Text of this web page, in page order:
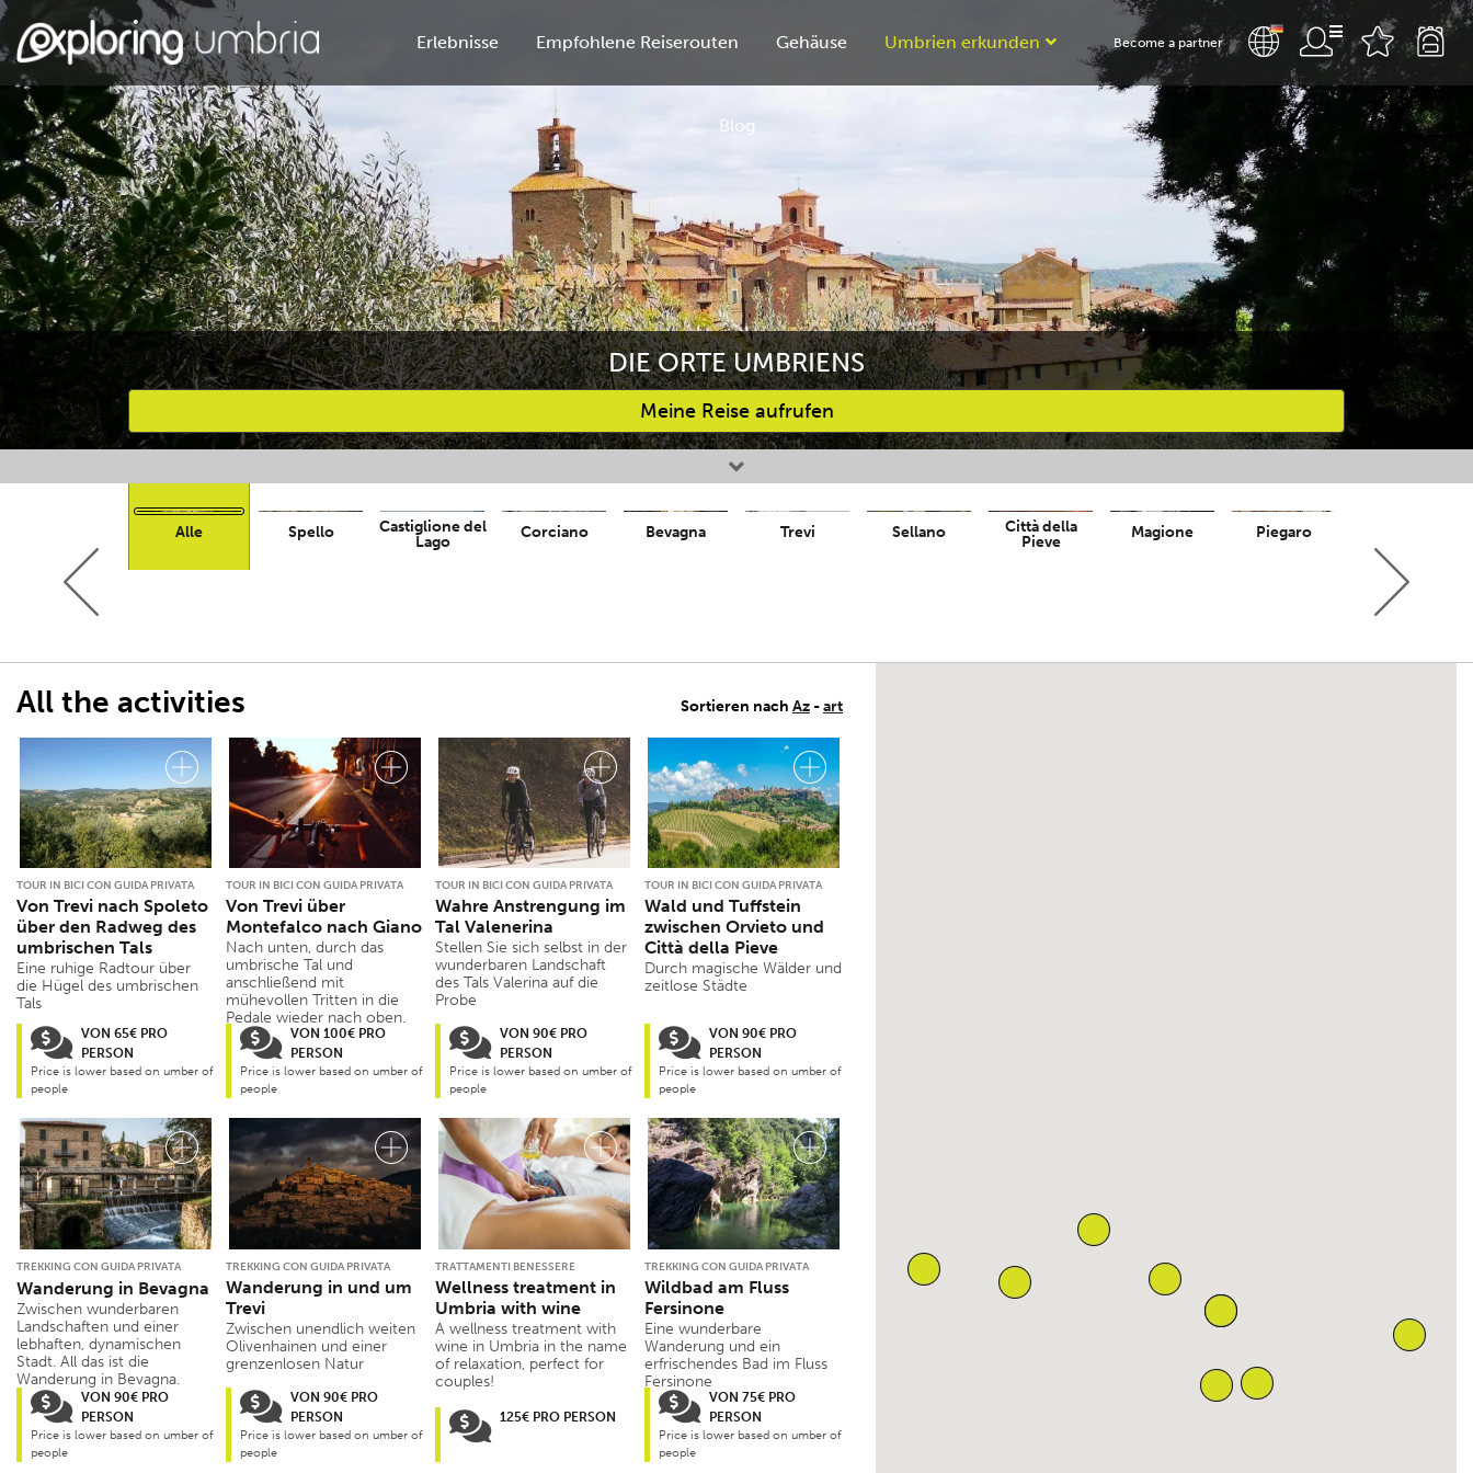
Erlebnisse Empfohlene Reiserouten Gehäuse Umbrien erkunden
Blog
Become a partner
DIE ORTE UMBRIENS
Meine Reise aufrufen
Bevorzugte Aktivitäten
Alle Spello
Castiglione del
Lago
Corciano Bevagna Trevi Sellano
Città della
Pieve
Magione Piegaro
Sortieren nach Az -art
All the activities
TOUR IN BICI CON GUIDA PRIVATA
Von Trevi nach Spoleto
über den Radweg des
umbrischen Tals
Eine ruhige Radtour über
die Hügel des umbrischen
Tals
VON 65€ PRO
PERSON
Price is lower based on umber of
people
TOUR IN BICI CON GUIDA PRIVATA
Von Trevi über
Montefalco nach Giano
Nach unten, durch das
umbrische Tal und
anschließend mit
mühevollen Tritten in die
Pedale wieder nach oben.
VON 100€ PRO
PERSON
Price is lower based on umber of
people
TOUR IN BICI CON GUIDA PRIVATA
Wahre Anstrengung im
Tal Valenerina
Stellen Sie sich selbst in der
wunderbaren Landschaft
des Tals Valerina auf die
Probe
VON 90€ PRO
PERSON
Price is lower based on umber of
people
TOUR IN BICI CON GUIDA PRIVATA
Wald und Tuffstein
zwischen Orvieto und
Città della Pieve
Durch magische Wälder und
zeitlose Städte
VON 90€ PRO
PERSON
Price is lower based on umber of
people
TREKKING CON GUIDA PRIVATA
Wanderung in Bevagna
Zwischen wunderbaren
Landschaften und einer
lebhaften, dynamischen
Stadt. All das ist die
Wanderung in Bevagna.
VON 90€ PRO
PERSON
Price is lower based on umber of
people
TREKKING CON GUIDA PRIVATA
Wanderung in und um
Trevi
Zwischen unendlich weiten
Olivenhainen und einer
grenzenlosen Natur
VON 90€ PRO
PERSON
Price is lower based on umber of
people
TRATTAMENTI BENESSERE
Wellness treatment in
Umbria with wine
A wellness treatment with
wine in Umbria in the name
of relaxation, perfect for
couples!
125€ PRO PERSON
TREKKING CON GUIDA PRIVATA
Wildbad am Fluss
Fersinone
Eine wunderbare
Wanderung und ein
erfrischendes Bad im Fluss
Fersinone
VON 75€ PRO
PERSON
Price is lower based on umber of
people